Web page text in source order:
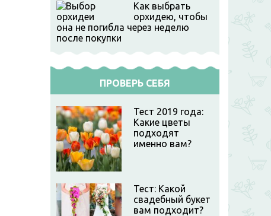
Как выбрать
орхидею, чтобы
она не погибла через неделю
после покупки
ПРОВЕРЬ СЕБЯ
Тест 2019 года:
Какие цветы
подходят
именно вам?
Тест: Какой
свадебный букет
вам подходит?